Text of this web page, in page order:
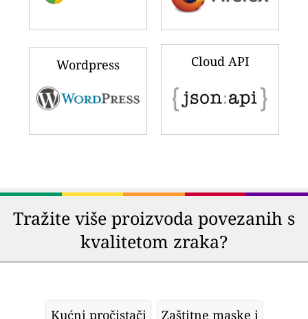
Wordpress Cloud API
Tražite više proizvoda povezanih s
kvalitetom zraka?
Kućni pročistači Zaštitne maske i